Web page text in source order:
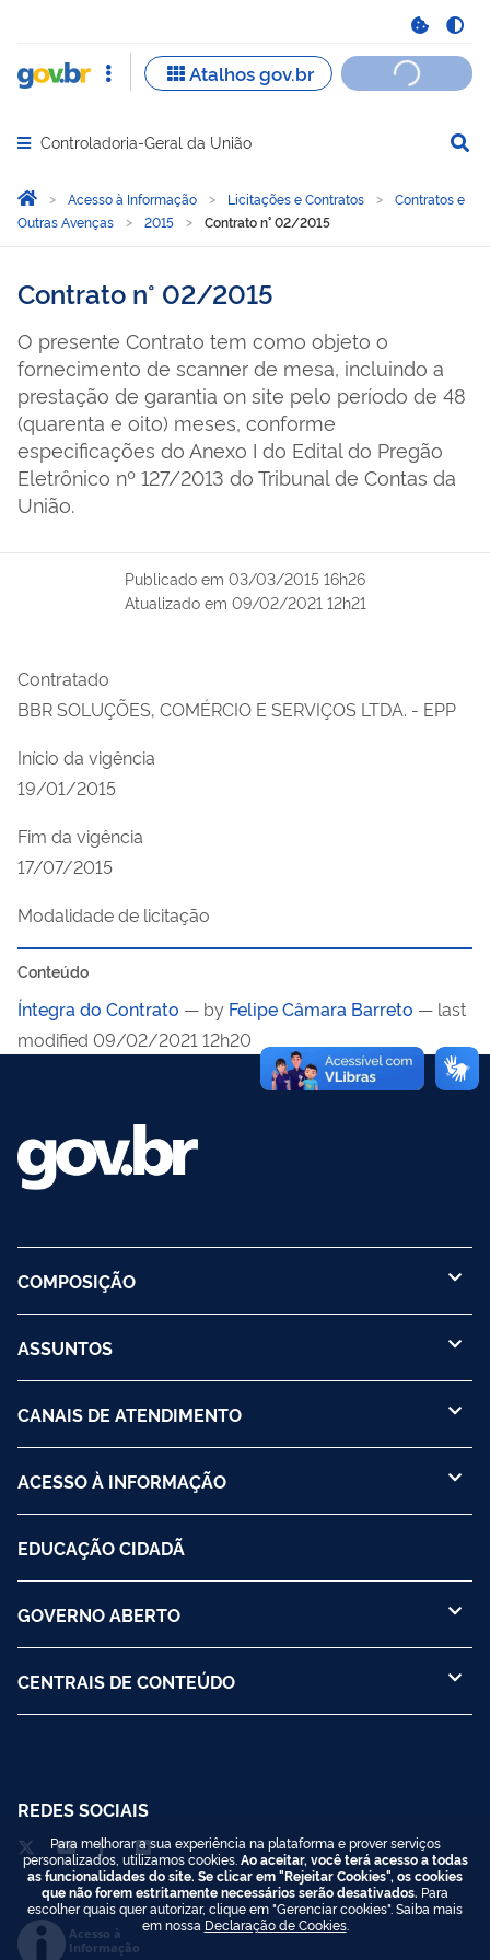
Abrir menu principal de navegação
Controladoria-Geral da União
Você está aqui:
Página Inicial
Acesso à Informação Licitações e Contratos
Contratos e
Outras Avenças
2015 Contrato n° 02/2015
Contrato n° 02/2015
O presente Contrato tem como objeto o
fornecimento de scanner de mesa, incluindo a
prestação de garantia on site pelo período de 48
(quarenta e oito) meses, conforme
especificações do Anexo I do Edital do Pregão
Eletrônico nº 127/2013 do Tribunal de Contas da
União.
Publicado em 03/03/2015 16h26
Atualizado em 09/02/2021 12h21
Contratado
BBR SOLUÇÕES, COMÉRCIO E SERVIÇOS LTDA. - EPP
Início da vigência
19/01/2015
Fim da vigência
17/07/2015
Modalidade de licitação
Conteúdo
Íntegra do Contrato — by Felipe Câmara Barreto
modified 09/02/2021 12h20
COMPOSIÇÃO
ASSUNTOS
CANAIS DE ATENDIMENTO
ACESSO À INFORMAÇÃO
EDUCAÇÃO CIDADÃ
GOVERNO ABERTO
CENTRAIS DE CONTEÚDO
REDES SOCIAIS
Acesso à
Informação
Para melhorar a sua experiência na plataforma e prover serviços
personalizados, utilizamos cookies. Ao aceitar, você terá acesso a todas
as funcionalidades do site. Se clicar em "Rejeitar Cookies", os cookies
que não forem estritamente necessários serão desativados. Para
escolher quais quer autorizar, clique em "Gerenciar cookies". Saiba mais
em nossa Declaração de Cookies.